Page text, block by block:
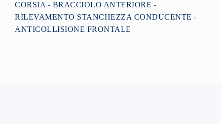
CORSIA - BRACCIOLO ANTERIORE -
RILEVAMENTO STANCHEZZA CONDUCENTE -
ANTICOLLISIONE FRONTALE